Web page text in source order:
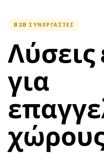
contentB2B ΣΥΝΕΡΓΑΣΊΕΣ
για